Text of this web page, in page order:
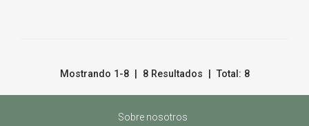
Mostrando 1-8 | 8 Resultados | Total: 8
Sobre nosotros